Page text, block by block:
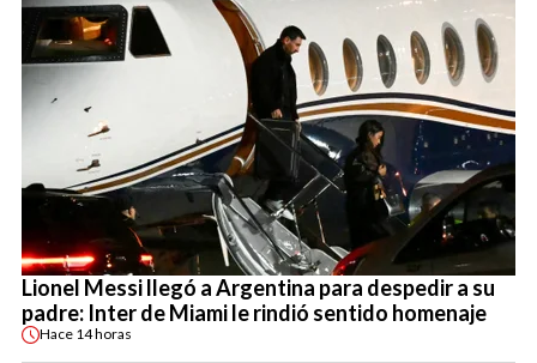
Lionel Messi llegó a Argentina para despedir a su
padre: Inter de Miami le rindió sentido homenaje
Hace 14 horas